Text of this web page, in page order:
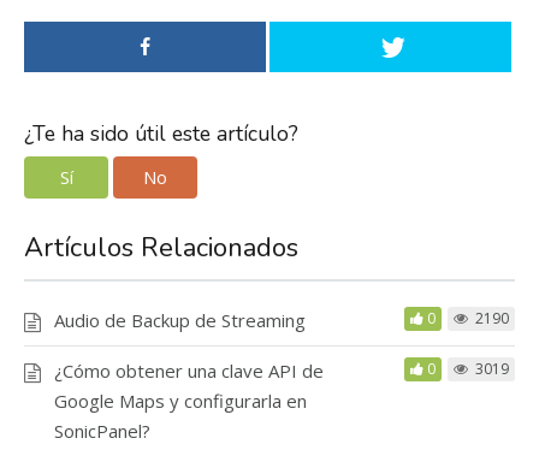
¿Te ha sido útil este artículo?
Sí No
Artículos Relacionados
Audio de Backup de Streaming 0 2190
¿Cómo obtener una clave API de
Google Maps y configurarla en
SonicPanel?
0 3019